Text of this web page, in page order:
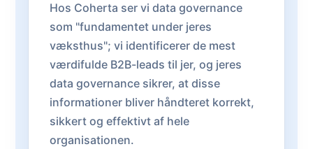
Hos Coherta ser vi data governance
som "fundamentet under jeres
væksthus"; vi identificerer de mest
værdifulde B2B-leads til jer, og jeres
data governance sikrer, at disse
informationer bliver håndteret korrekt,
sikkert og effektivt af hele
organisationen.